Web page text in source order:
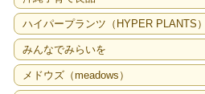
ハイパープランツ（HYPER PLANTS）
みんなでみらいを
メドウズ（meadows）